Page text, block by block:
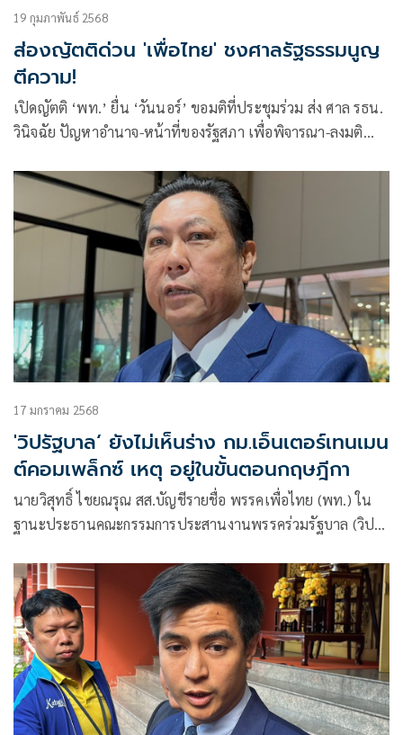
19 กุมภาพันธ์ 2568
ส่องญัตติด่วน 'เพื่อไทย' ชงศาลรัฐธรรมนูญ
ตีความ!
เปิดญัตติ ‘พท.’ ยื่น ‘วันนอร์’ ขอมติที่ประชุมร่วม ส่ง ศาล รธน.
วินิจฉัย ปัญหาอำนาจ-หน้าที่ของรัฐสภา เพื่อพิจารณา-ลงมติ
มีคำวินิจฉัยเรื่องนี้
17 มกราคม 2568
'วิปรัฐบาล‘ ยังไม่เห็นร่าง กม.เอ็นเตอร์เทนเมน
ต์คอมเพล็กซ์ เหตุ อยู่ในขั้นตอนกฤษฎีกา
นายวิสุทธิ์ ไชยณรุณ สส.บัญชีรายชื่อ พรรคเพื่อไทย (พท.) ใน
ฐานะประธานคณะกรรมการประสานงานพรรคร่วมรัฐบาล (วิปรัฐ
ค้านช่วยสนับสนุนร่างพระราชบัญญัติ (พ.ร.บ.) การประกอบ
ธุรกิจสถานบันเทิงครบวงจร